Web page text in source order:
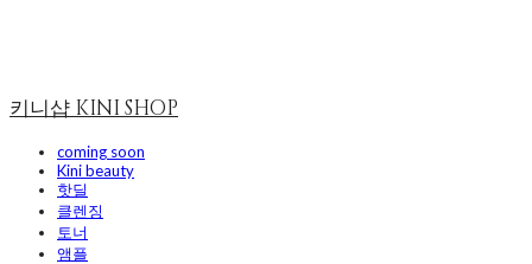
키니샵 KINI SHOP
coming soon
Kini beauty
핫딜
클렌징
토너
앰플